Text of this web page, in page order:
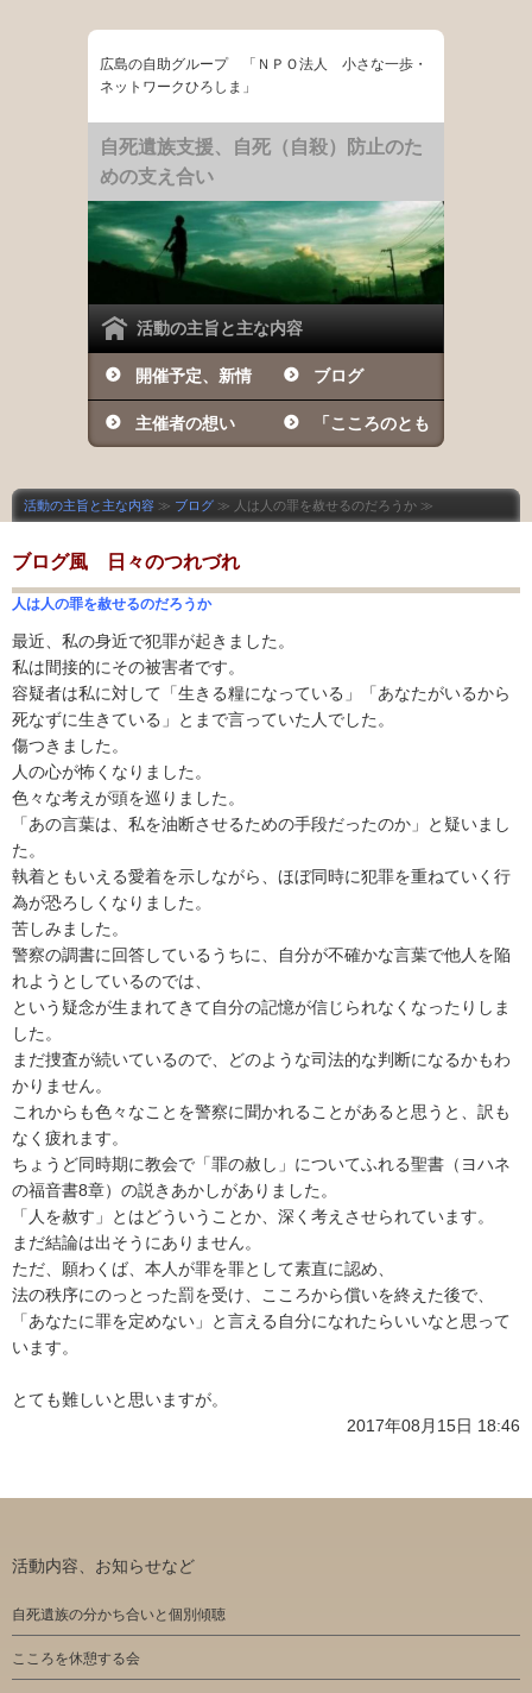
広島の自助グループ 「ＮＰＯ法人 小さな一歩・
ネットワークひろしま」
自死遺族支援、自死（自殺）防止のた
めの支え合い
活動の主旨と主な内容
開催予定、新情
報など
ブログ
主催者の想い 「こころのとも
活動の主旨と主な内容 ≫ ブログ ≫ 人は人の罪を赦せるのだろうか ≫
ブログ風 日々のつれづれ
人は人の罪を赦せるのだろうか
最近、私の身近で犯罪が起きました。
私は間接的にその被害者です。
容疑者は私に対して「生きる糧になっている」「あなたがいるから
死なずに生きている」とまで言っていた人でした。
傷つきました。
人の心が怖くなりました。
色々な考えが頭を巡りました。
「あの言葉は、私を油断させるための手段だったのか」と疑いまし
た。
執着ともいえる愛着を示しながら、ほぼ同時に犯罪を重ねていく行
為が恐ろしくなりました。
苦しみました。
警察の調書に回答しているうちに、自分が不確かな言葉で他人を陥
れようとしているのでは、
という疑念が生まれてきて自分の記憶が信じられなくなったりしま
した。
まだ捜査が続いているので、どのような司法的な判断になるかもわ
かりません。
これからも色々なことを警察に聞かれることがあると思うと、訳も
なく疲れます。
ちょうど同時期に教会で「罪の赦し」についてふれる聖書（ヨハネ
の福音書8章）の説きあかしがありました。
「人を赦す」とはどういうことか、深く考えさせられています。
まだ結論は出そうにありません。
ただ、願わくば、本人が罪を罪として素直に認め、
法の秩序にのっとった罰を受け、こころから償いを終えた後で、
「あなたに罪を定めない」と言える自分になれたらいいなと思って
います。
とても難しいと思いますが。
2017年08月15日 18:46
活動内容、お知らせなど
自死遺族の分かち合いと個別傾聴
こころを休憩する会